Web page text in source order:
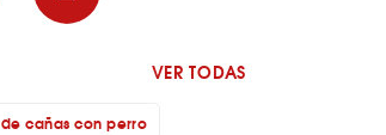
VER TODAS
de cañas con perro